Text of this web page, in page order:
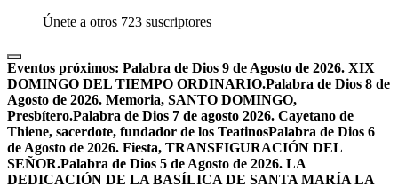
Únete a otros 723 suscriptores
Eventos próximos: Palabra de Dios 9 de Agosto de 2026. XIX
DOMINGO DEL TIEMPO ORDINARIO.Palabra de Dios 8 de
Agosto de 2026. Memoria, SANTO DOMINGO,
Presbítero.Palabra de Dios 7 de agosto 2026. Cayetano de
Thiene, sacerdote, fundador de los TeatinosPalabra de Dios 6
de Agosto de 2026. Fiesta, TRANSFIGURACIÓN DEL
SEÑOR.Palabra de Dios 5 de Agosto de 2026. LA
DEDICACIÓN DE LA BASÍLICA DE SANTA MARÍA LA